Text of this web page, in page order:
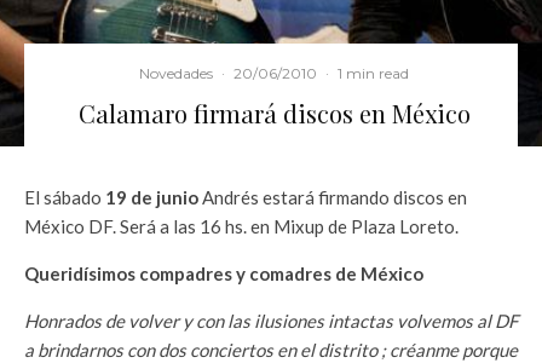
Novedades · 20/06/2010 · 1 min read
Calamaro firmará discos en México
El sábado 19 de junioAndrés estará firmando discos en
México DF. Será a las 16 hs. en Mixup de Plaza Loreto.
Queridísimos compadres y comadres de México
Honrados de volver y con las ilusiones intactas volvemos al DF
a brindarnos con dos conciertos en el distrito ; créanme porque